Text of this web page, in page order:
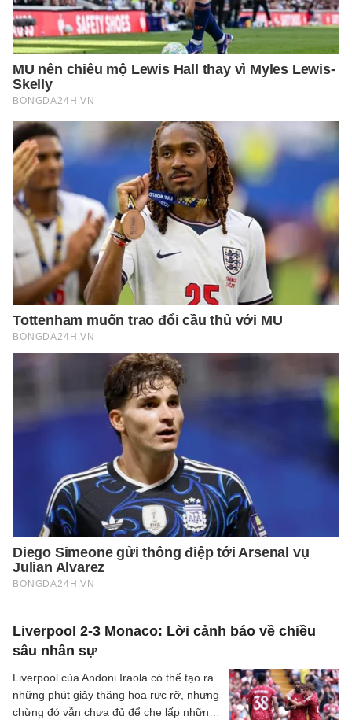
Liverpool 2-3 Monaco: Lời cảnh báo về chiều
sâu nhân sự
Liverpool của Andoni Iraola có thể tạo ra
những phút giây thăng hoa rực rỡ, nhưng
chừng đó vẫn chưa đủ để che lấp những